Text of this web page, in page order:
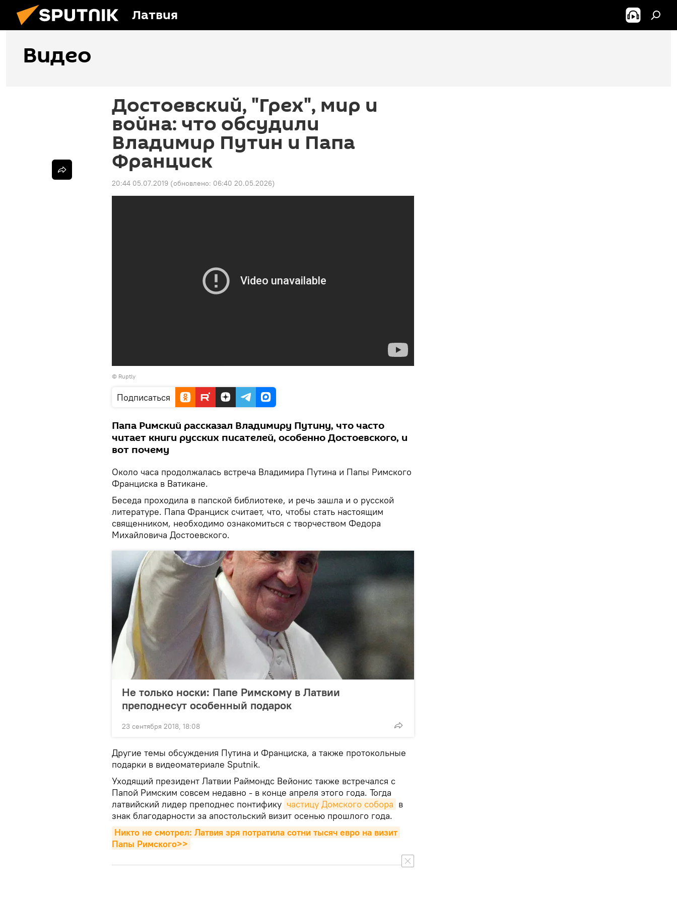
Латвия
Видео
Достоевский, "Грех", мир и
война: что обсудили
Владимир Путин и Папа
Франциск
20:44 05.07.2019 (обновлено: 06:40 20.05.2026)
© Ruptly
Подписаться
Папа Римский рассказал Владимиру Путину, что часто
читает книги русских писателей, особенно Достоевского, и
вот почему
Около часа продолжалась встреча Владимира Путина и Папы Римского
Франциска в Ватикане.
Беседа проходила в папской библиотеке, и речь зашла и о русской
литературе. Папа Франциск считает, что, чтобы стать настоящим
священником, необходимо ознакомиться с творчеством Федора
Михайловича Достоевского.
Не только носки: Папе Римскому в Латвии
преподнесут особенный подарок
23 сентября 2018, 18:08
Другие темы обсуждения Путина и Франциска, а также протокольные
подарки в видеоматериале Sputnik.
Уходящий президент Латвии Раймондс Вейонис также встречался с
Папой Римским совсем недавно - в конце апреля этого года. Тогда
латвийский лидер преподнес понтифику частицу Домского собора в
знак благодарности за апостольский визит осенью прошлого года.
Никто не смотрел: Латвия зря потратила сотни тысяч евро на визит
Папы Римского>>